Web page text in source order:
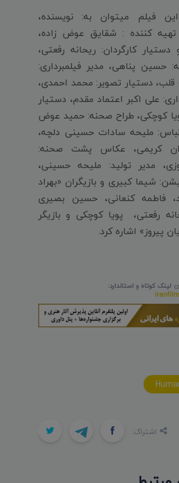
فیلم میتوان به: نویسنده،
تهیه کننده : شقایق عوض زاده،
دستیار کارگردان: ریحانه رفعتی،
پناهی، مدیر فیلمبرداری:
دستیار تصویر: محمد احمدی،
علی اکبر اعتماد مقدم، دستیار
کوچکی، طراح صحنه: حمید عوض
لباس: ملیحه سادات حسینی دلچه،
کریمی، عکاس پشت صحنه:
مدیر تولید: ملیحه حسینی،
شیما کبیری و بازیگران «بهراد
فاطمه کنعانی، حسین بصیری
رفعتی، پویا کوچکی و بازیگر
پیروز» اشاره کرد.
لینک کوتاه و استاندارد:
اشتراک: